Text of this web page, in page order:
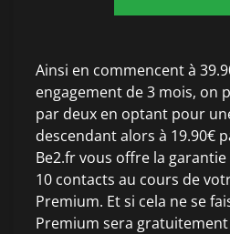
Ainsi en commencent à
engagement de 3 mois, on
par deux en optant pour
descendant alors à 19.90€
Be2.fr vous offre la
10 contacts au cours de
Premium. Et si cela ne se
Premium sera